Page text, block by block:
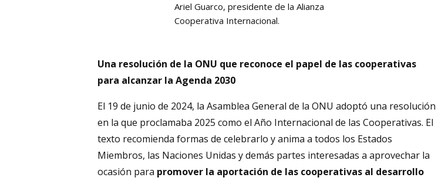
Ariel Guarco, presidente de la Alianza
Cooperativa Internacional.
Una resolución de la ONU que reconoce el papel de las cooperativas
para alcanzar la Agenda 2030
El 19 de junio de 2024, la Asamblea General de la ONU adoptó una resolución
en la que proclamaba 2025 como el Año Internacional de las Cooperativas. El
texto recomienda formas de celebrarlo y anima a todos los Estados
Miembros, las Naciones Unidas y demás partes interesadas a aprovechar la
ocasión para promover la aportación de las cooperativas al desarrollo